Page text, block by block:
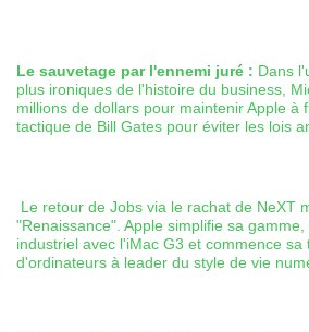
Le sauvetage par l'ennemi juré : Dans
plus ironiques de l'histoire du business,
millions de dollars pour maintenir Apple à
tactique de Bill Gates pour éviter les lois
Le retour de Jobs via le rachat de NeXT
"Renaissance". Apple simplifie sa
industriel avec l'iMac G3 et commence
d'ordinateurs à leader du style de vie